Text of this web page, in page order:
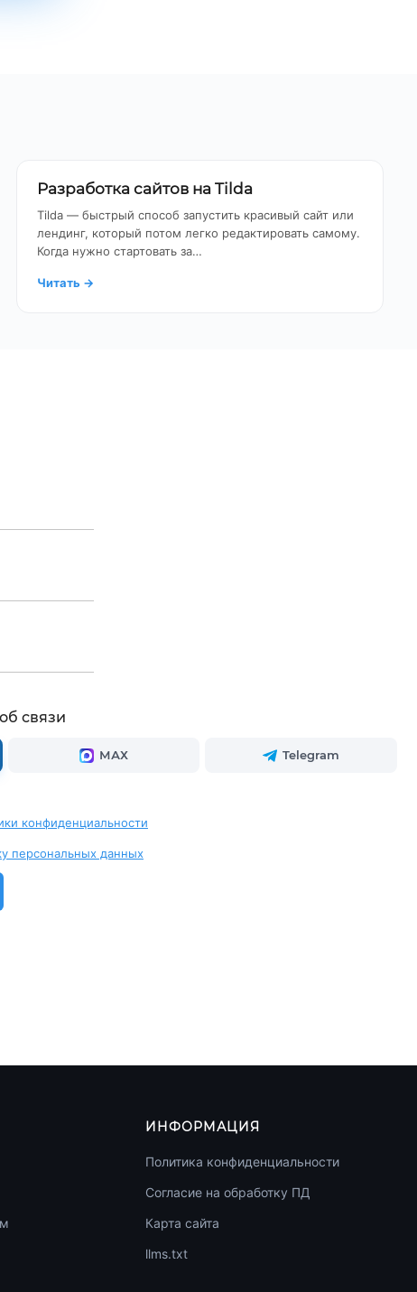
Разработка сайтов на Tilda
Tilda — быстрый способ запустить красивый сайт или
лендинг, который потом легко редактировать самому.
Когда нужно стартовать за…
Читать →
связи
МАХ Telegram
конфиденциальности
персональных данных
ИНФОРМАЦИЯ
Политика конфиденциальности
Согласие на обработку ПД
Карта сайта
llms.txt